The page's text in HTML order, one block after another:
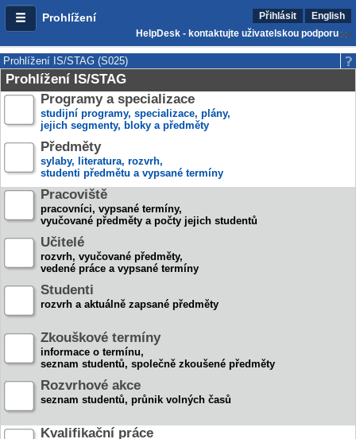
Prohlížení Přihlásit
English
HelpDesk - kontaktujte uživatelskou podporu
Prohlížení IS/STAG (S025)
Prohlížení IS/STAG
Programy a specializace
studijní programy, specializace, plány,
jejich segmenty, bloky a předměty
Předměty
sylaby, literatura, rozvrh,
studenti předmětu a vypsané termíny
Pracoviště
pracovníci, vypsané termíny,
vyučované předměty a počty jejich studentů
Učitelé
rozvrh, vyučované předměty,
vedené práce a vypsané termíny
Studenti
rozvrh a aktuálně zapsané předměty
Zkouškové termíny
informace o termínu,
seznam studentů, společně zkoušené předměty
Rozvrhové akce
seznam studentů, průnik volných časů
Kvalifikační práce